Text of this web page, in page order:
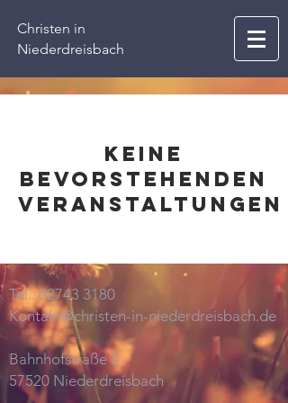
Christen in
Niederdreisbach
Keine
bevorstehenden
Veranstaltungen
Tel.:02743 3180
Kontakt@christen-in-niederdreisbach.de
Bahnhofstraße 3
57520 Niederdreisbach